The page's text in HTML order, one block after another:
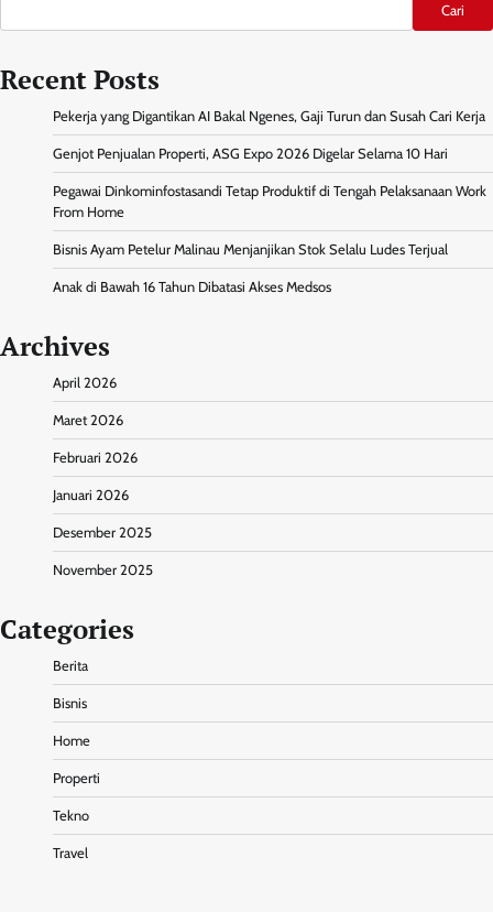
Cari
Recent Posts
Pekerja yang Digantikan AI Bakal Ngenes, Gaji Turun dan Susah Cari Kerja
Genjot Penjualan Properti, ASG Expo 2026 Digelar Selama 10 Hari
Pegawai Dinkominfostasandi Tetap Produktif di Tengah Pelaksanaan Work
From Home
Bisnis Ayam Petelur Malinau Menjanjikan Stok Selalu Ludes Terjual
Anak di Bawah 16 Tahun Dibatasi Akses Medsos
Archives
April 2026
Maret 2026
Februari 2026
Januari 2026
Desember 2025
November 2025
Categories
Berita
Bisnis
Home
Properti
Tekno
Travel